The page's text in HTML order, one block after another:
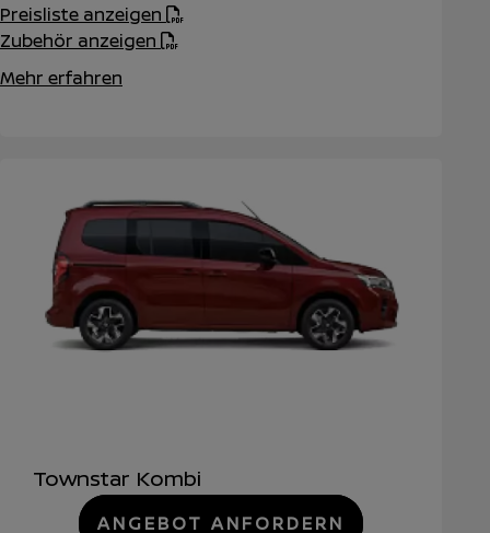
Preisliste anzeigen
Zubehör anzeigen
Mehr erfahren
Townstar Kombi
ANGEBOT ANFORDERN